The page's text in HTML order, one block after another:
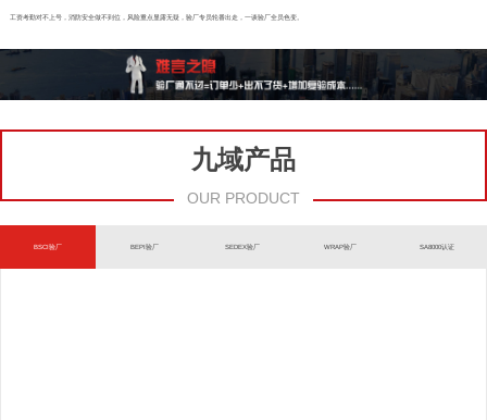
工资考勤对不上号，消防安全做不到位，风险重点显露无疑，验厂专员轮番出走，一谈验厂全员色变。
九域产品
OUR PRODUCT
BSCI验厂 BEPI验厂 SEDEX验厂 WRAP验厂 SA8000认证